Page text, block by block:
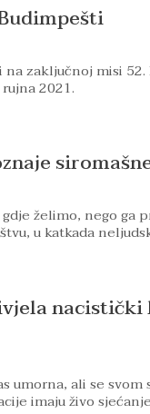
zaključnoj misi
2021.
želimo, nego ga
u katkada
nacistički
umorna, ali se svom
imaju živo